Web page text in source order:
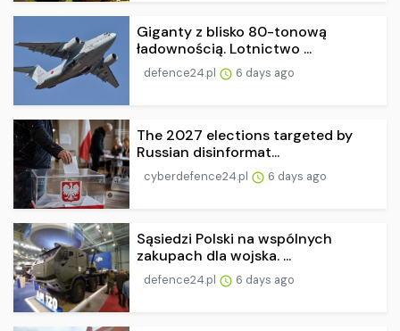
Giganty z blisko 80-tonową
ładownością. Lotnictwo ...
defence24.pl 6 days ago
The 2027 elections targeted by
Russian disinformat...
cyberdefence24.pl 6 days ago
Sąsiedzi Polski na wspólnych
zakupach dla wojska. ...
defence24.pl 6 days ago